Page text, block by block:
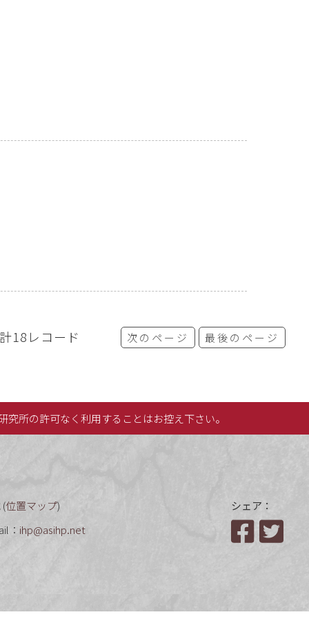
18レコード 次のページ 最後のページ
所の許可なく利用することはお控え下さい。
位置マップ)
： ihp@asihp.net
シェア：
Facebook